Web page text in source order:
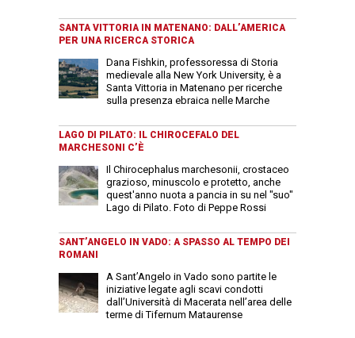
SANTA VITTORIA IN MATENANO: DALL’AMERICA
PER UNA RICERCA STORICA
Dana Fishkin, professoressa di Storia
medievale alla New York University, è a
Santa Vittoria in Matenano per ricerche
sulla presenza ebraica nelle Marche
LAGO DI PILATO: IL CHIROCEFALO DEL
MARCHESONI C’È
Il Chirocephalus marchesonii, crostaceo
grazioso, minuscolo e protetto, anche
quest'anno nuota a pancia in su nel "suo"
Lago di Pilato. Foto di Peppe Rossi
SANT’ANGELO IN VADO: A SPASSO AL TEMPO DEI
ROMANI
A Sant’Angelo in Vado sono partite le
iniziative legate agli scavi condotti
dall’Università di Macerata nell’area delle
terme di Tifernum Mataurense